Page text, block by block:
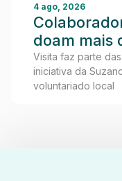
4 ago, 2026
doam mais
visita ao
Teixeira de
Visita faz parte
iniciativa da
voluntariado local